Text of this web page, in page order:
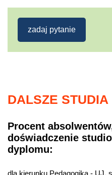
zadaj pytanie
DALSZE STUDIA
Procent
doświadczenie
dyplomu:
dla kierunku Pedagogika - UJ,